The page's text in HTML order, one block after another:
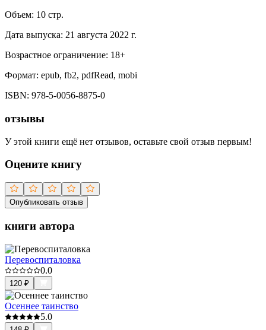
Объем: 10 стр.
Дата выпуска: 21 августа 2022 г.
Возрастное ограничение: 18+
Формат: epub, fb2, pdfRead, mobi
ISBN: 978-5-0056-8875-0
отзывы
У этой книги ещё нет отзывов, оставьте свой отзыв первым!
Оцените книгу
Опубликовать отзыв
книги автора
Перевоспиталовка
0.0
120 ₽
Осеннее таинство
5.0